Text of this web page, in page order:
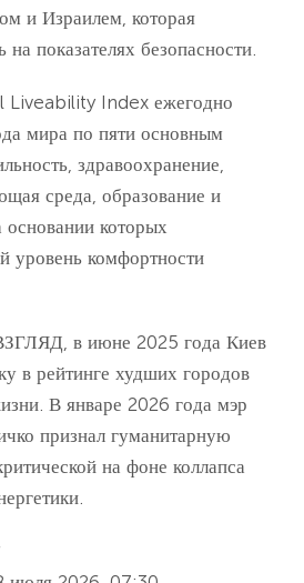
и Израилем, которая
на показателях безопасности.
Index ежегодно
мира по пяти основным
здравоохранение,
среда, образование и
основании которых
уровень комфортности
в июне 2025 года Киев
в рейтинге худших городов
В январе 2026 года мэр
признал гуманитарную
на фоне коллапса